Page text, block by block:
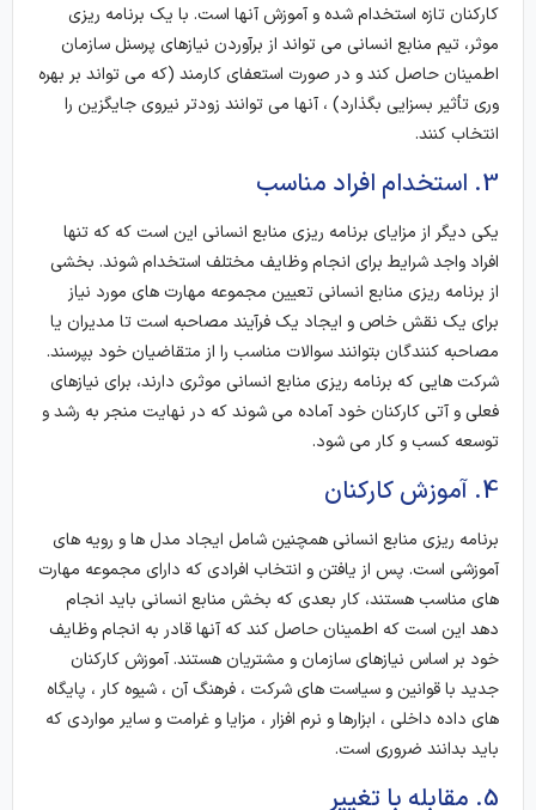
کارکنان تازه استخدام شده و آموزش آنها است. با یک برنامه ریزی
موثر، تیم منابع انسانی می تواند از برآوردن نیازهای پرسنل سازمان
اطمینان حاصل کند و در صورت استعفای کارمند (که می تواند بر بهره
وری تأثیر بسزایی بگذارد) ، آنها می توانند زودتر نیروی جایگزین را
انتخاب کنند.
3. استخدام افراد مناسب
یکی دیگر از مزایای برنامه ریزی منابع انسانی این است که که تنها
افراد واجد شرایط برای انجام وظایف مختلف استخدام شوند. بخشی
از برنامه ریزی منابع انسانی تعیین مجموعه مهارت های مورد نیاز
برای یک نقش خاص و ایجاد یک فرآیند مصاحبه است تا مدیران یا
مصاحبه کنندگان بتوانند سوالات مناسب را از متقاضیان خود بپرسند.
شرکت هایی که برنامه ریزی منابع انسانی موثری دارند، برای نیازهای
فعلی و آتی کارکنان خود آماده می شوند که در نهایت منجر به رشد و
توسعه کسب و کار می شود.
4. آموزش کارکنان
برنامه ریزی منابع انسانی همچنین شامل ایجاد مدل ها و رویه های
آموزشی است. پس از یافتن و انتخاب افرادی که دارای مجموعه مهارت
های مناسب هستند، کار بعدی که بخش منابع انسانی باید انجام
دهد این است که اطمینان حاصل کند که آنها قادر به انجام وظایف
خود بر اساس نیازهای سازمان و مشتریان هستند. آموزش کارکنان
جدید با قوانین و سیاست های شرکت ، فرهنگ آن ، شیوه کار ، پایگاه
های داده داخلی ، ابزارها و نرم افزار ، مزایا و غرامت و سایر مواردی که
باید بدانند ضروری است.
5. مقابله با تغییر